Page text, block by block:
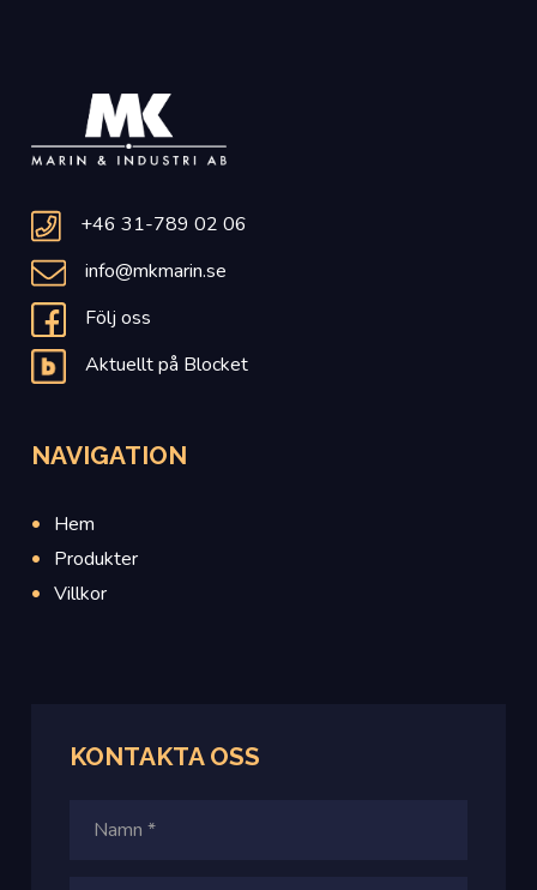
+46 31-789 02 06
info@mkmarin.se
Följ oss
Aktuellt på Blocket
NAVIGATION
Hem
Produkter
Villkor
KONTAKTAOSS